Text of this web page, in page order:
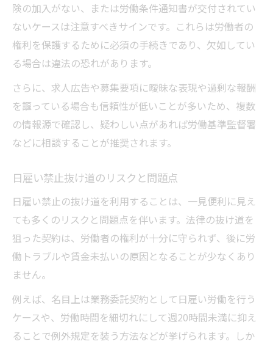
険の加入がない、または労働条件通知書が交付されてい
ないケースは注意すべきサインです。これらは労働者の
権利を保護するために必須の手続きであり、欠如してい
る場合は違法の恐れがあります。
さらに、求人広告や募集要項に曖昧な表現や過剰な報酬
を謳っている場合も信頼性が低いことが多いため、複数
の情報源で確認し、疑わしい点があれば労働基準監督署
などに相談することが推奨されます。
日雇い禁止抜け道のリスクと問題点
日雇い禁止の抜け道を利用することは、一見便利に見え
ても多くのリスクと問題点を伴います。法律の抜け道を
狙った契約は、労働者の権利が十分に守られず、後に労
働トラブルや賃金未払いの原因となることが少なくあり
ません。
例えば、名目上は業務委託契約として日雇い労働を行う
ケースや、労働時間を細切れにして週20時間未満に抑え
ることで例外規定を装う方法などが挙げられます。しか